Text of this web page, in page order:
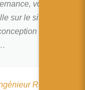
vous
sur le site de
Réalité